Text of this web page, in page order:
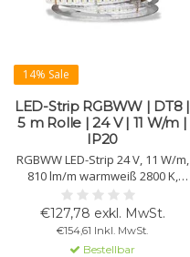
14% Sale
LED-Strip RGBWW | DT8 |
5 m Rolle | 24 V | 11 W/m |
IP20
RGBWW LED-Strip 24 V, 11 W/m,
810 lm/m warmweiß 2800 K,
IP20. DT8-kompatibel für
dynamische Farbansteuerung,
CRI >90 (WW), 96 LEDs/m, 5-m-
Rolle mit 3M-Klebeband.
€127,78 exkl. MwSt.
€154,61 Inkl. MwSt.
Bestellbar